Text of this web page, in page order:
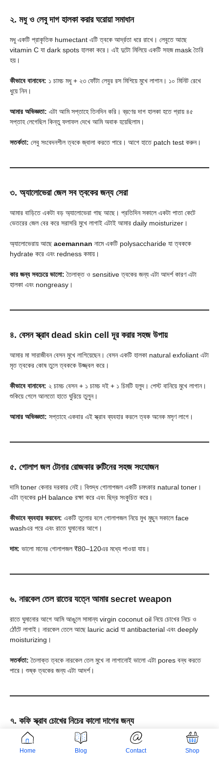
Home Blog Contact Shop
২. মধু ও লেবু দাগ হালকা করার ঘরোয়া সমাধান
মধু একটি প্রাকৃতিক humectant এটি ত্বকে আর্দ্রতা ধরে রাখে। লেবুতে আছে
vitamin C যা dark spots হালকা করে। এই দুটো মিলিয়ে একটি সহজ mask তৈরি
হয়।
কীভাবে বানাবেন: ১ চামচ মধু + ২৩ ফোঁটা লেবুর রস মিশিয়ে মুখে লাগান। ১০ মিনিট রেখে
ধুয়ে নিন।
আমার অভিজ্ঞতা: এটা আমি সপ্তাহে তিনদিন করি। ব্রণের দাগ হালকা হতে প্রায় ৪৫
সপ্তাহ লেগেছিল কিন্তু ফলাফল দেখে আমি অবাক হয়েছিলাম।
সতর্কতা: লেবু সংবেদনশীল ত্বকে জ্বালা করতে পারে। আগে হাতে patch test করুন।
৩. অ্যালোভেরা জেল সব ত্বকের জন্য সেরা
আমার বাড়িতে একটা বড় অ্যালোভেরা গাছ আছে। প্রতিদিন সকালে একটা পাতা কেটে
ভেতরের জেল বের করে সরাসরি মুখে লাগাই এটাই আমার daily moisturizer।
অ্যালোভেরায় আছে acemannan নামে একটি polysaccharide যা ত্বককে
hydrate করে এবং redness কমায়।
কার জন্য সবচেয়ে ভালো: তৈলাক্ত ও sensitive ত্বকের জন্য এটা আদর্শ কারণ এটা
হালকা এবং nongreasy।
৪. বেসন স্ক্রাব dead skin cell দূর করার সহজ উপায়
আমার মা সারাজীবন বেসন মুখে লাগিয়েছেন। বেসন একটি হালকা natural exfoliant এটা
মৃত ত্বকের কোষ তুলে ত্বককে উজ্জ্বল করে।
কীভাবে বানাবেন: ২ চামচ বেসন + ১ চামচ দই + ১ চিমটি হলুদ। পেস্ট বানিয়ে মুখে লাগান।
শুকিয়ে গেলে আলতো হাতে ঘুরিয়ে তুলুন।
আমার অভিজ্ঞতা: সপ্তাহে একবার এই স্ক্রাব ব্যবহার করলে ত্বক অনেক মসৃণ লাগে।
৫. গোলাপ জল টোনার রোজকার রুটিনের সহজ সংযোজন
দামি toner কেনার দরকার নেই। বিশুদ্ধ গোলাপজল একটি চমৎকার natural toner।
এটা ত্বকের pH balance রক্ষা করে এবং ছিদ্র সংকুচিত করে।
কীভাবে ব্যবহার করবেন: একটি তুলোর বলে গোলাপজল নিয়ে মুখ মুছুন সকালে face
washএর পরে এবং রাতে ঘুমানোর আগে।
দাম: ভালো মানের গোলাপজল ₹80–120এর মধ্যে পাওয়া যায়।
৬. নারকেল তেল রাতের যত্নে আমার secret weapon
রাতে ঘুমানোর আগে আমি আঙুলে সামান্য virgin coconut oil নিয়ে চোখের নিচে ও
ঠোঁটে লাগাই। নারকেল তেলে আছে lauric acid যা antibacterial এবং deeply
moisturizing।
সতর্কতা: তৈলাক্ত ত্বকে নারকেল তেল মুখে না লাগানোই ভালো এটা pores বন্ধ করতে
পারে। শুষ্ক ত্বকের জন্য এটা আদর্শ।
৭. কফি স্ক্রাব চোখের নিচের কালো দাগের জন্য
ব্যবহৃতকফির গুঁড়ো
ফেলে দেবেন না! এটা দিয়ে তৈরি হয় চমৎকার eye area scrub।
caffeine রক্ত সঞ্চালন বাড়িয়ে dark circles হালকা করতে সাহায্য করে।